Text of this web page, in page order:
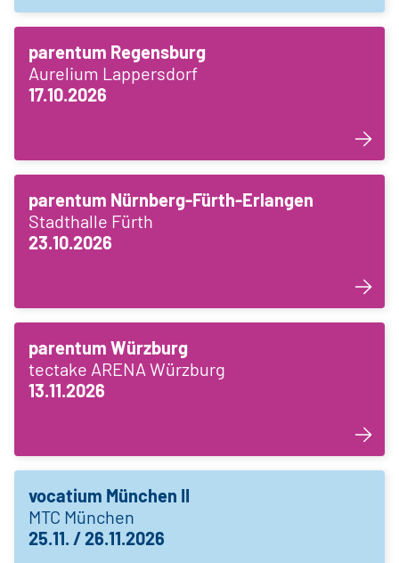
parentum Regensburg
Aurelium Lappersdorf
17.10.2026
parentum Nürnberg-Fürth-Erlangen
Stadthalle Fürth
23.10.2026
parentum Würzburg
tectake ARENA Würzburg
13.11.2026
vocatium München II
MTC München
25.11. / 26.11.2026